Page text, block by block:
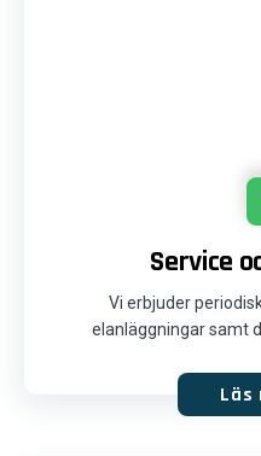
Service
Vi erbjuder
elanläggningar samt
Läs